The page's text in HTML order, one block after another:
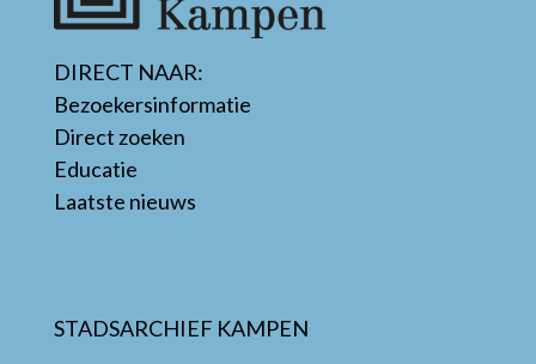
DIRECT NAAR:
Bezoekersinformatie
Direct zoeken
Educatie
Laatste nieuws
STADSARCHIEF KAMPEN